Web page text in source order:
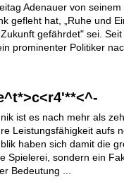
Adenauer von
gefleht hat, „Ruhe und
gefährdet" sei.
prominenter Politiker
ist es nach mehr als
Leistungsfähigkeit aufs
haben sich damit die
Spielerei, sondern ein
Bedeutung ...